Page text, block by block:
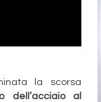
la scorsa
dell’acciaio al